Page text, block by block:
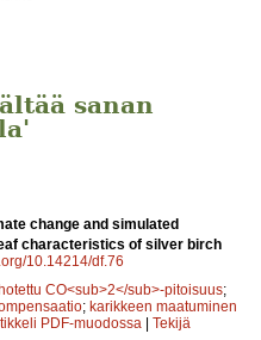
sanan
change and simulated
characteristics of silver birch
10.14214/df.76
CO<sub>2</sub>-pitoisuus;
; karikkeen maatuminen
PDF-muodossa | Tekijä